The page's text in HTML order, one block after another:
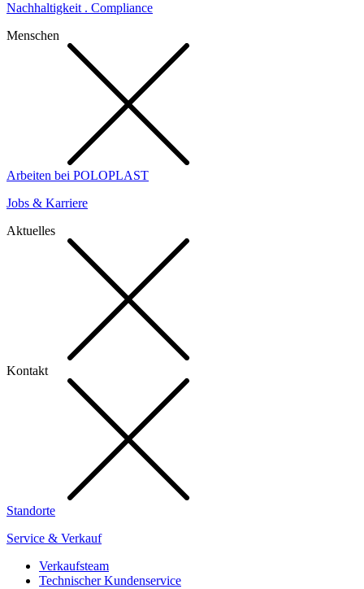
Nachhaltigkeit . Compliance
Menschen
Arbeiten bei POLOPLAST
Jobs & Karriere
Aktuelles
Kontakt
Standorte
Service & Verkauf
Verkaufsteam
Technischer Kundenservice